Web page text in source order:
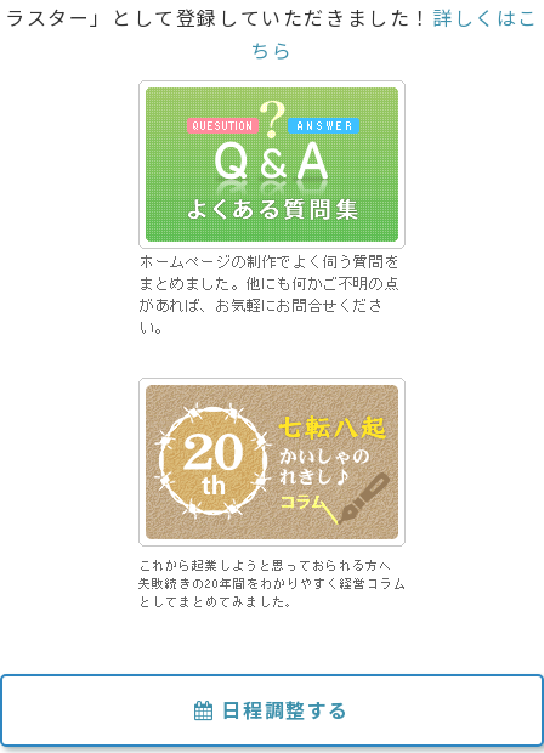
ラスター」として登録していただきました！ 詳しくはこ
ちら
日程調整する